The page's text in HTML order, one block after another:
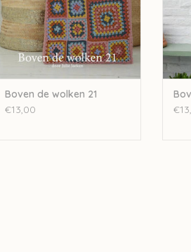
Boven de wolken 21
€13,00